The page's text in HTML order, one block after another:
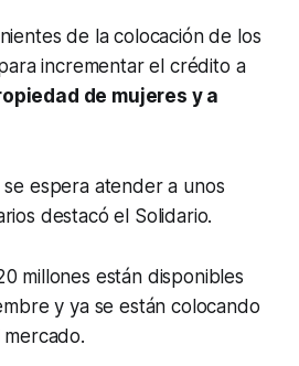
de la colocación de los
incrementar el crédito a
de mujeres y a
espera atender a unos
destacó el Solidario.
millones están disponibles
y ya se están colocando